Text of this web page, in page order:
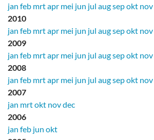
jan feb mrtapr mei jun jul augsepokt nov
2010
jan feb mrtapr mei jun jul augsepokt nov
2009
jan feb mrtapr mei jun jul augsepokt nov
2008
jan feb mrtapr mei jun jul augsepokt nov
2007
jan mrtokt novdec
2006
jan feb jun okt